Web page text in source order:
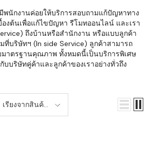
พนักงานค่อยให้บริการสอบถามแก้ปัญหาทาง
งต้นเพื่อแก้ไขปัญหา รีโมทออนไลน์ และเรา
ถึงบ้านหรือสำนักงาน หรือแบบลูกค้า
ที่บริษัทฯ (In side Service) ลูกค้าสามารถ
มาตรฐานคุณภาพ ทั้งหมดนี้เป็นบริการพิเศษ
บบริษัทคู่ค้าและลูกค้าของเราอย่างทั่วถึง
เรียงจากสินค้า
ใหม่-เก่า